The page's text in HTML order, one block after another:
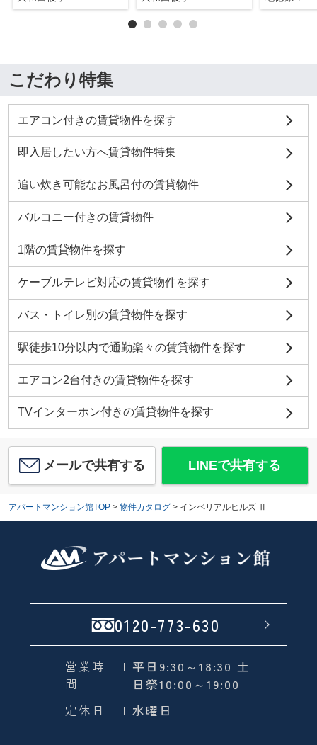
こだわり特集
エアコン付きの賃貸物件を探す
即入居したい方へ賃貸物件特集
追い炊き可能なお風呂付の賃貸物件
バルコニー付きの賃貸物件
1階の賃貸物件を探す
ケーブルテレビ対応の賃貸物件を探す
バス・トイレ別の賃貸物件を探す
駅徒歩10分以内で通勤楽々の賃貸物件を探す
エアコン2台付きの賃貸物件を探す
TVインターホン付きの賃貸物件を探す
メールで共有する LINEで共有する
アパートマンション館TOP > 物件カタログ > インペリアルヒルズ Ⅱ
0120-773-630
営業時
間
| 平日9:30～18:30 土
日祭10:00～19:00
定休日
| 水曜日